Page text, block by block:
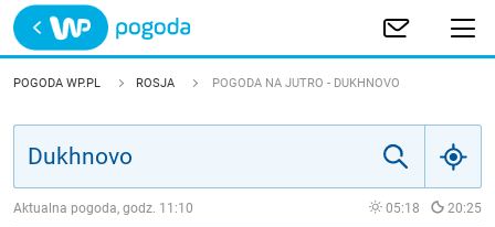
Trwa ładowanie
POLSKA
POGODA WP.PL ROSJA POGODA NA JUTRO - DUKHNOVO
Aktualna pogoda, godz. 11:10 05:18 20:25